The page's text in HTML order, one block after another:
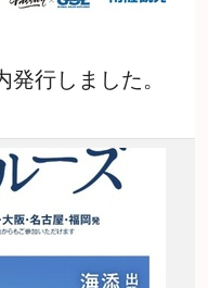
行しました。